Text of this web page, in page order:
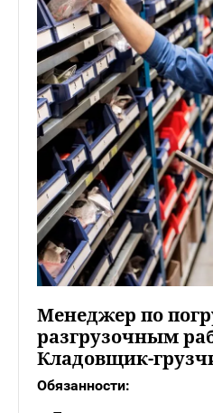
Менеджер по
разгрузочным
Кладовщик-
Обязанности: